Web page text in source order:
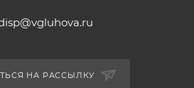
НА РАССЫЛКУ